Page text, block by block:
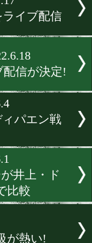
拓哉! 第2弾!
ンク
ストボクシ